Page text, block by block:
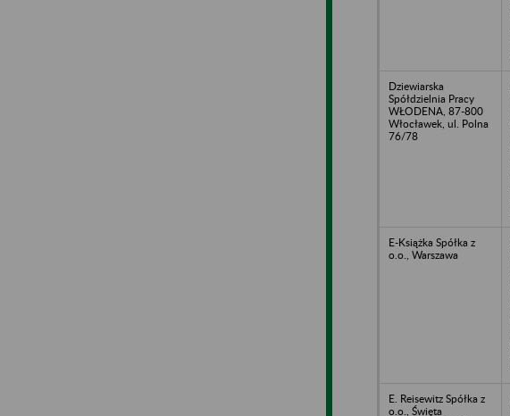
Dziewiarska
Spółdzielnia Pracy
WŁODENA, 87-800
Włocławek, ul. Polna
76/78
E-Książka Spółka z
o.o., Warszawa
E. Reisewitz Spółka z
o.o., Święta